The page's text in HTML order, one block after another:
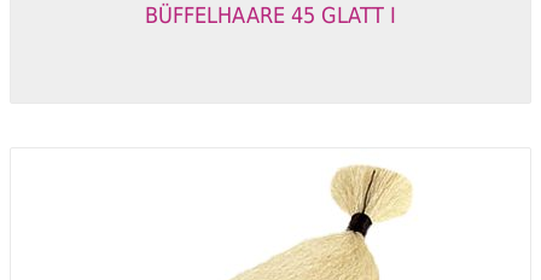
BÜFFELHAARE 45 GLATT I